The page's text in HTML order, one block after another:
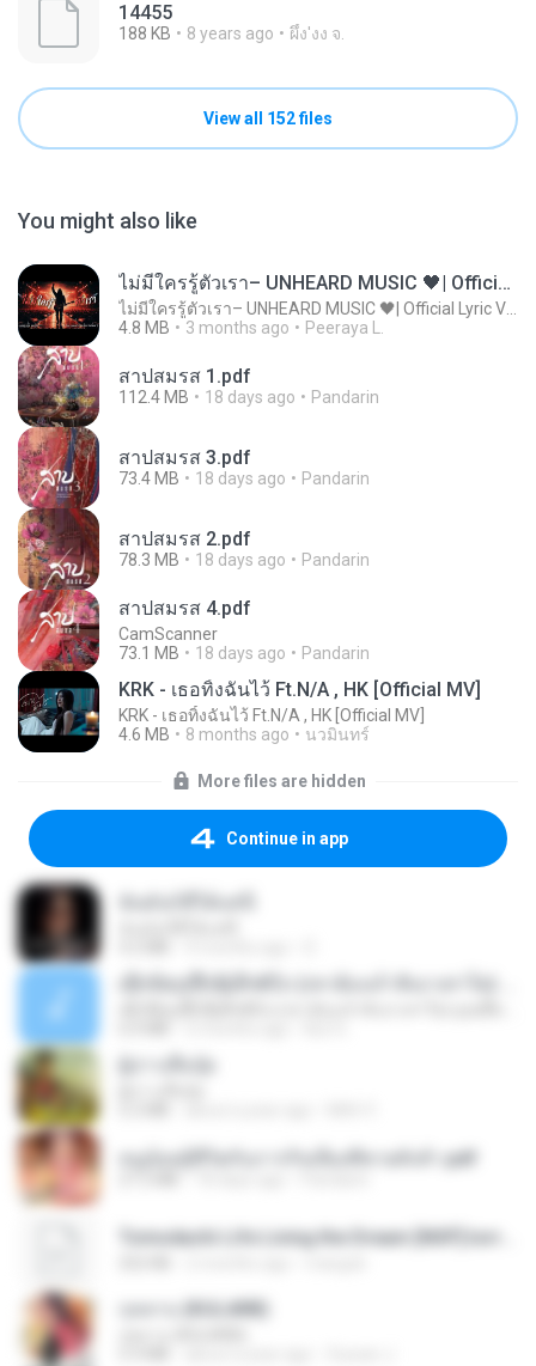
14455
188 KB 8 years ago ผึ้ง'งง จ.
View all 152 files
You might also like
ไม่มีใครรู้ตัวเรา– UNHEARD MUSIC 🖤| Official Lyric Video | เพลงสู้ชีวิต
4.8 MB
3 months ago Peeraya L.
สาปสมรส 1.pdf
112.4 MB 18 days ago Pandarin
สาปสมรส 3.pdf
73.4 MB 18 days ago Pandarin
สาปสมรส 2.pdf
78.3 MB 18 days ago Pandarin
สาปสมรส 4.pdf
CamScanner
73.1 MB
18 days ago Pandarin
KRK - เธอทิ้งฉันไว้ Ft.N/A , HK [Official MV]
KRK - เธอทิ้งฉันไว้ Ft.N/A , HK [Official MV]
4.6 MB
8 months ago นวมินทร์
More files are hidden
Continue in app
หนูน้อยสู้ชีวิตกับภารกิจเลี้ยงพี่ชายทั้งห้า.pdf
กุหลาบ (KULARB)